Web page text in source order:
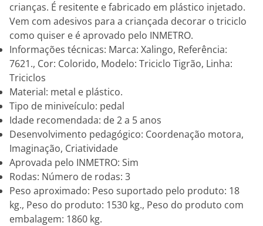
crianças. É resitente e fabricado em plástico injetado.
Vem com adesivos para a criançada decorar o triciclo
como quiser e é aprovado pelo INMETRO.
Informações técnicas: Marca: Xalingo, Referência:
7621., Cor: Colorido, Modelo: Triciclo Tigrão, Linha:
Triciclos
Material: metal e plástico.
Tipo de miniveículo: pedal
Idade recomendada: de 2 a 5 anos
Desenvolvimento pedagógico: Coordenação motora,
Imaginação, Criatividade
Aprovada pelo INMETRO: Sim
Rodas: Número de rodas: 3
Peso aproximado: Peso suportado pelo produto: 18
kg., Peso do produto: 1530 kg., Peso do produto com
embalagem: 1860 kg.